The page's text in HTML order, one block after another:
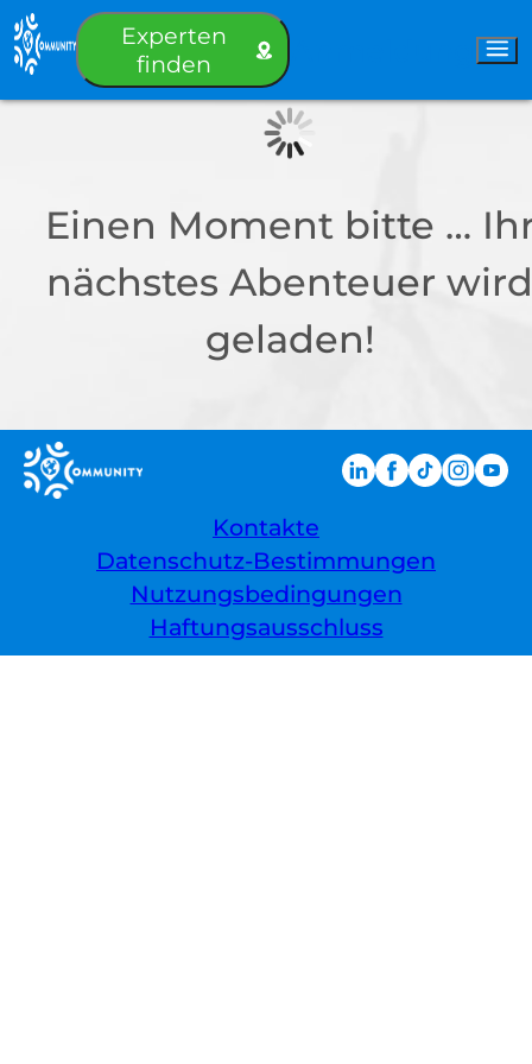
Experten
finden
Einen Moment bitte …
nächstes Abenteuer wird
geladen!
Kontakte
Datenschutz-Bestimmungen
Nutzungsbedingungen
Haftungsausschluss